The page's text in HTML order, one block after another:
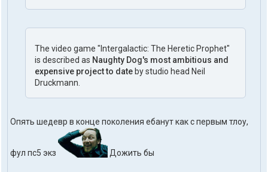
The video game "Intergalactic: The Heretic Prophet"
is described as Naughty Dog's most ambitious and
expensive project to dateby studio head Neil
Druckmann.
Опять шедевр в конце поколения ебанут как с первым тлоу,
фул пс5 экз Дожить бы